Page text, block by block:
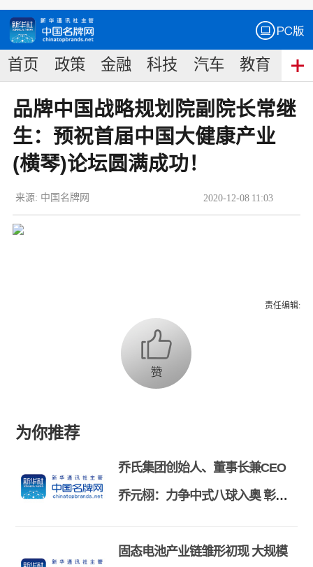
首页 政策 金融 科技 汽车 教育 食
品牌中国战略规划院副院长常继
生：预祝首届中国大健康产业
(横琴)论坛圆满成功！
2020-12-08 11:03
来源: 中国名牌网
责任编辑:
为你推荐
乔氏集团创始人、董事长兼CEO
乔元栩：力争中式八球入奥 彰显
和合共生精神
固态电池产业链雏形初现 大规模